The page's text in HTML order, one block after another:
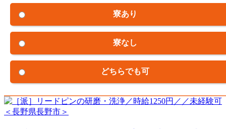
寮あり
寮なし
どちらでも可